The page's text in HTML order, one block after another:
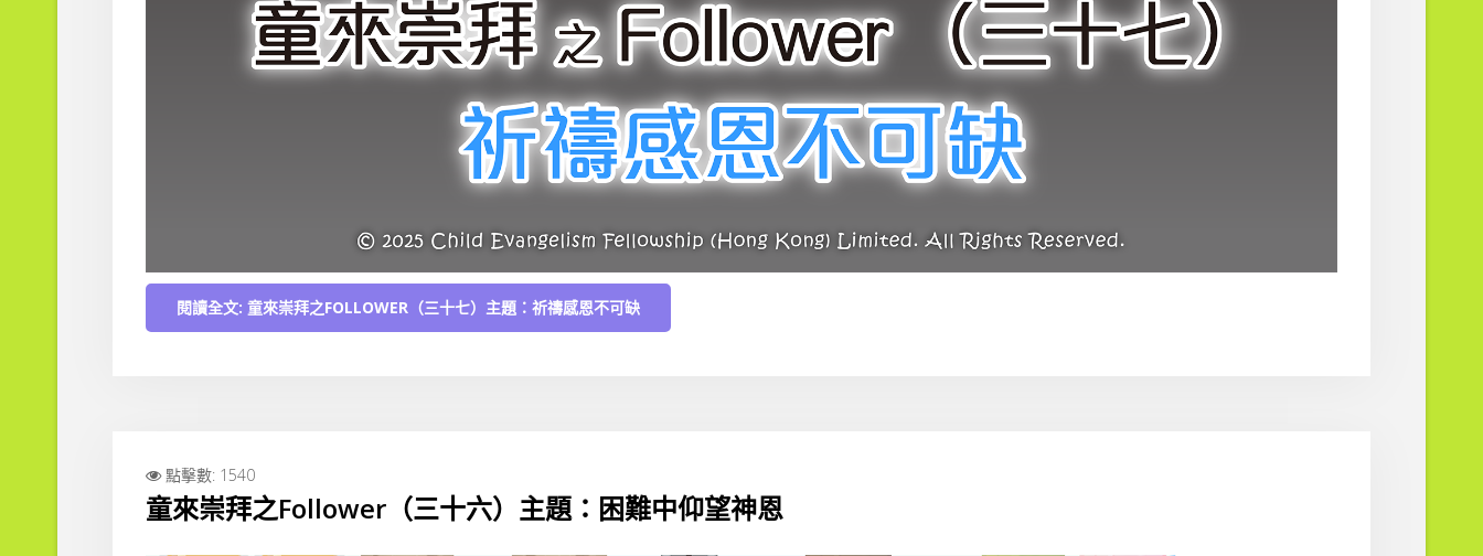
閱讀全文: 童來崇拜之FOLLOWER（三十七）主題：祈禱感恩不可缺
點擊數: 1540
童來崇拜之Follower（三十六）主題：困難中仰望神恩